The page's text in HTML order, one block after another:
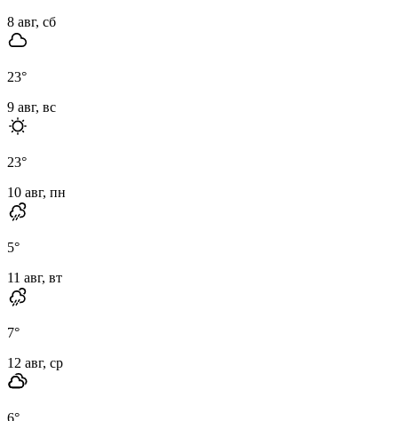
8 авг, сб
23°
9 авг, вс
23°
10 авг, пн
5°
11 авг, вт
7°
12 авг, ср
6°